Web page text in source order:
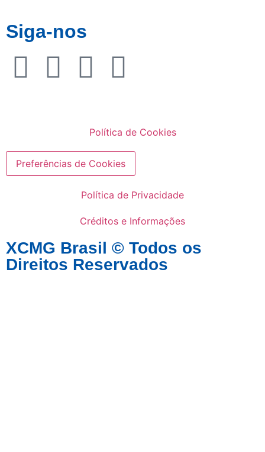
Siga-nos
Política de Cookies
Preferências de Cookies
Política de Privacidade
Créditos e Informações
XCMG Brasil © Todos os
Direitos Reservados